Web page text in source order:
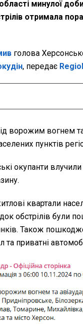
минулої
отримала
голова
, передає
ворожим вогнем
пунктів
окупанти
квартали
обстрілів були
Також
приватні